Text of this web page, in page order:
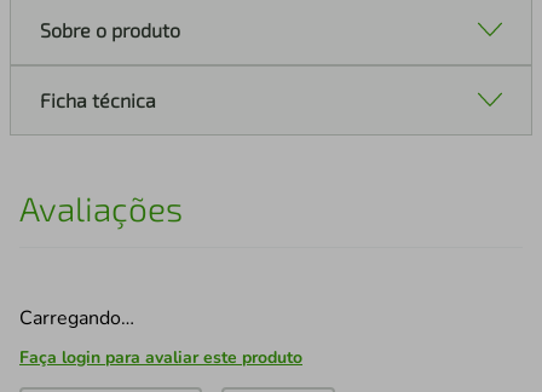
Sobre o produto
Ficha técnica
Avaliações
Carregando…
Faça login para avaliar este produto